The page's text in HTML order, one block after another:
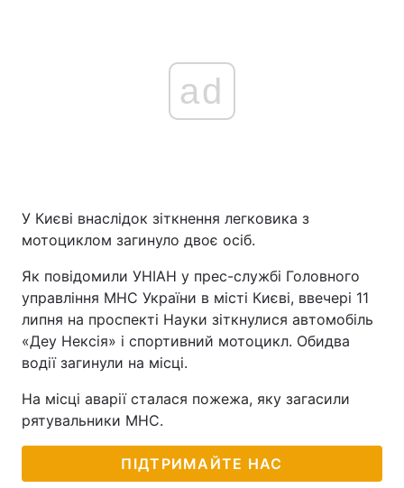
ad
У Києві внаслідок зіткнення легковика з
мотоциклом загинуло двоє осіб.
Як повідомили УНІАН у прес-службі Головного
управління МНС України в місті Києві, ввечері 11
липня на проспекті Науки зіткнулися автомобіль
«Деу Нексія» і спортивний мотоцикл. Обидва
водії загинули на місці.
На місці аварії сталася пожежа, яку загасили
рятувальники МНС.
ПІДТРИМАЙТЕ НАС